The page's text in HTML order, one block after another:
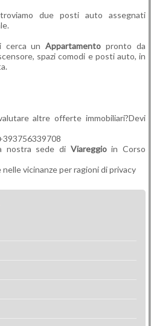
due posti auto assegnati
cerca unAppartamento pronto da
spazi comodi e posti auto, in
altre offerte immobiliari?Devi
nostra sede di Viareggioin Corso
vicinanze per ragioni di privacy